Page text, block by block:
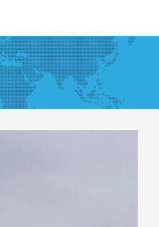
منوی
کاربری